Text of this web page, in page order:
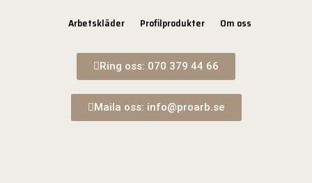
Arbetskläder Profilprodukter Om oss
Ring oss: 070 379 44 66
Maila oss: info@proarb.se